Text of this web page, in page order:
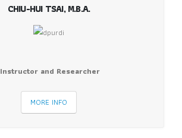
CHIU-HUI TSAI, M.B.A.
Instructor and Researcher
MORE INFO